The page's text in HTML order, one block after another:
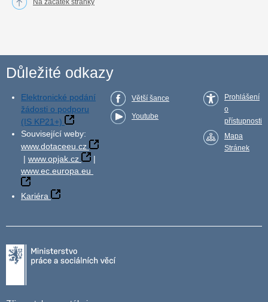
Na začátek stránky
Důležité odkazy
Elektronické podání
žádosti o podporu
(IS KP21+)
Související weby:
www.dotaceeu.cz
| www.opjak.cz
|
www.ec.europa.eu
Kariéra
Větší šance
Youtube
Prohlášení
o
přístupnosti
Mapa
Stránek